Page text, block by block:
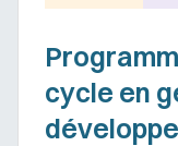
cycle en